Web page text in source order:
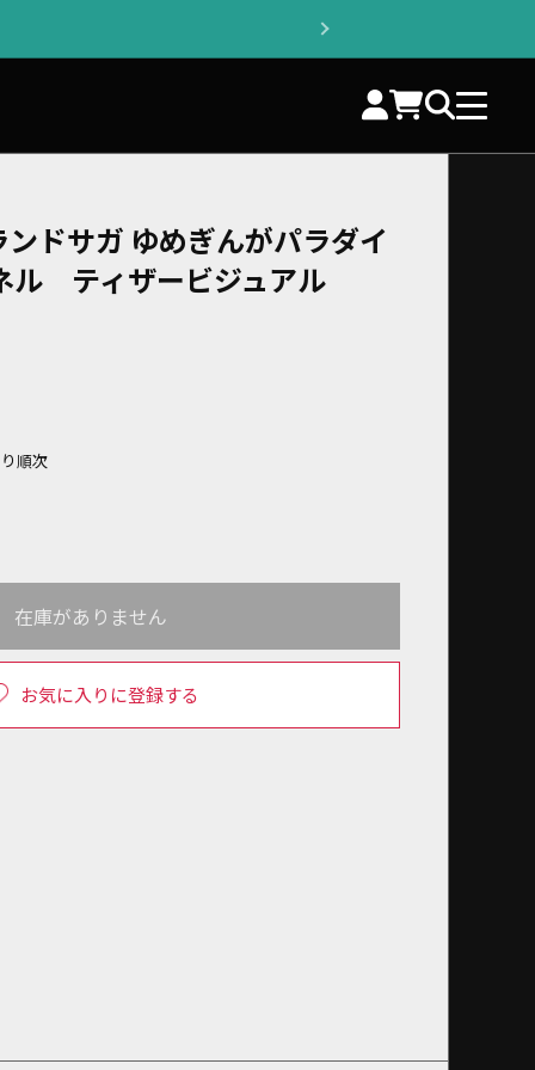
ドサガ ゆめぎんがパラダイ
ル ティザービジュアル
順次
お気に入りに登録する
在庫がありません